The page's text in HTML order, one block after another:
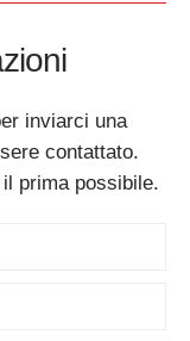
inviarci una
contattato.
prima possibile.